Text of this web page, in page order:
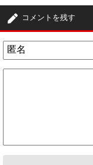
コメントを残す